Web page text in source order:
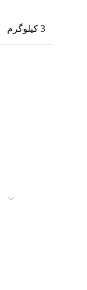
3 کیلوگرم